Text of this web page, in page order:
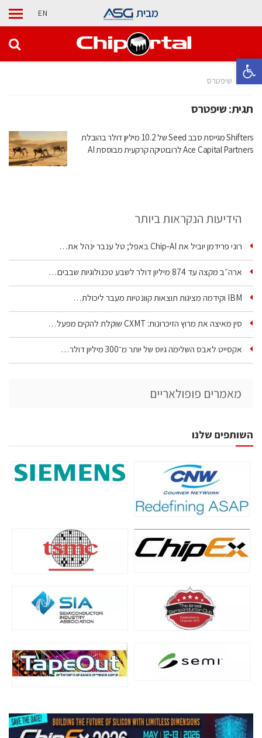
פתח סרגל נגישות
מבית EN
בית שיפטרס
תגית:שיפטרס
Shifters מגייסת סבב Seed של 10.2 מיליון דולר בהובלת
Ace Capital Partners לרובוטיקה קרקעית מבוססת AI
הידיעות הנקראות ביותר
רוני פרידמן יוביל את Chip‑AI באפל; טל ענבר ינהל את…
ארה״ב מקצה עד 874 מיליון דולר לשבע טכנולוגיות שבבים…
IBM וקידמה מציגות תוצאות קוונטיות מעבר ליכולת…
סין מאיצה את מרוץ הזיכרונות: CXMT שוקלת להקים מפעל…
אקסייט לאבס השלימה גיוס של יותר מ־300 מיליון דולר…
מאמרים פופולאריים
השותפים שלנו